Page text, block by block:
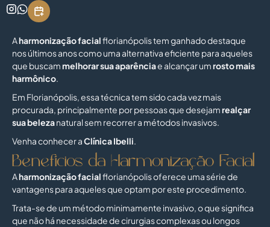
Aharmonização facialflorianópolis tem ganhado destaque
nos últimos anos como uma alternativa eficiente para aqueles
que buscammelhorar sua aparênciae alcançar umrosto mais
harmônico.
Em Florianópolis, essa técnica tem sido cada vez mais
procurada, principalmente por pessoas que desejamrealçar
sua belezanatural sem recorrer a métodos invasivos.
Venha conhecer aClínica Ibelli.
Benefícios da Harmonização Facial
Aharmonização facialflorianópolis oferece uma série de
vantagens para aqueles que optam por este procedimento.
Trata-se de um método minimamente invasivo, o que significa
que não há necessidade de cirurgias complexas ou longos